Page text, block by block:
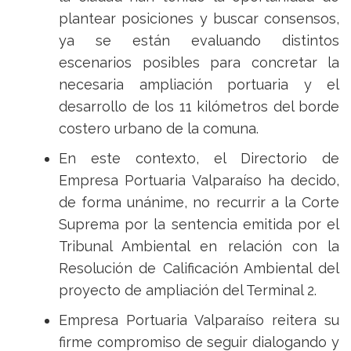
plantear posiciones y buscar consensos,
ya se están evaluando distintos
escenarios posibles para concretar la
necesaria ampliación portuaria y el
desarrollo de los 11 kilómetros del borde
costero urbano de la comuna.
En este contexto, el Directorio de
Empresa Portuaria Valparaíso ha decido,
de forma unánime, no recurrir a la Corte
Suprema por la sentencia emitida por el
Tribunal Ambiental en relación con la
Resolución de Calificación Ambiental del
proyecto de ampliación del Terminal 2.
Empresa Portuaria Valparaíso reitera su
firme compromiso de seguir dialogando y